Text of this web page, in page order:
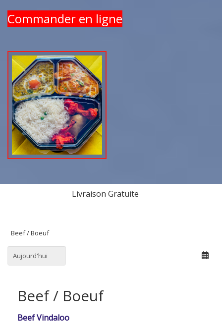
Commander en ligne
Livraison Gratuite
Beef / Boeuf
Beef Vindaloo